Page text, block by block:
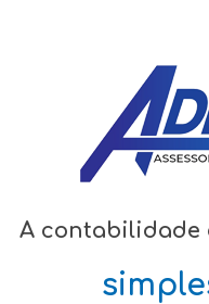
A contabilidade